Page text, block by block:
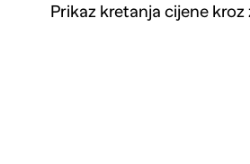
Prikaz kretanja cijene